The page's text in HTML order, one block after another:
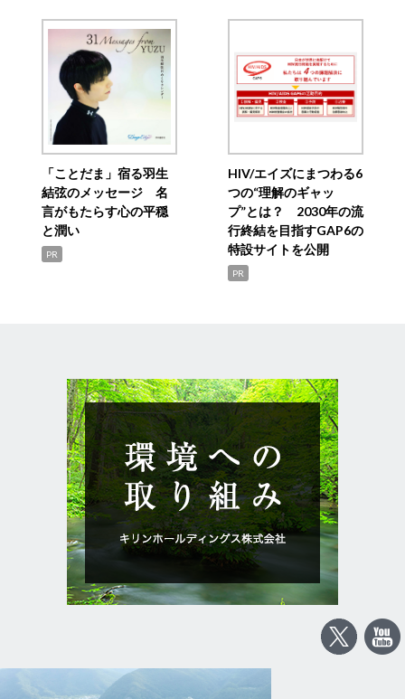
「ことだま」宿る羽生
結弦のメッセージ 名
言がもたらす心の平穏
と潤い
PR
HIV/エイズにまつわる6
つの“理解のギャッ
プ”とは？ 2030年の流
行終結を目指すGAP6の
特設サイトを公開
PR